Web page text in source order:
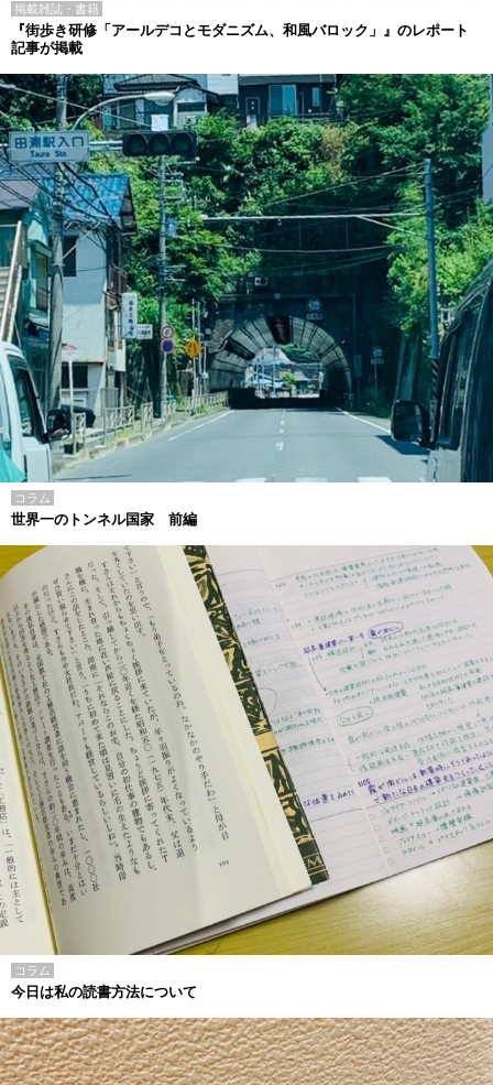
掲載雑誌・書籍
『街歩き研修「アールデコとモダニズム、和風バロック」』のレポート
記事が掲載
コラム
世界一のトンネル国家 前編
コラム
今日は私の読書方法について